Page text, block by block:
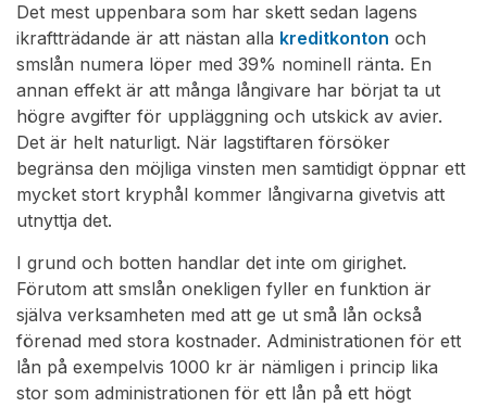
Det mest uppenbara som har skett sedan lagens
ikraftträdande är att nästan alla kreditkonton och
smslån numera löper med 39% nominell ränta. En
annan effekt är att många långivare har börjat ta ut
högre avgifter för uppläggning och utskick av avier.
Det är helt naturligt. När lagstiftaren försöker
begränsa den möjliga vinsten men samtidigt öppnar ett
mycket stort kryphål kommer långivarna givetvis att
utnyttja det.
I grund och botten handlar det inte om girighet.
Förutom att smslån onekligen fyller en funktion är
själva verksamheten med att ge ut små lån också
förenad med stora kostnader. Administrationen för ett
lån på exempelvis 1000 kr är nämligen i princip lika
stor som administrationen för ett lån på ett högt